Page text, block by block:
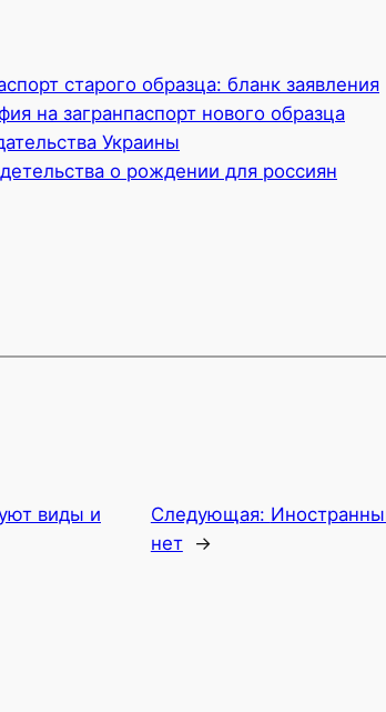
старого образца: бланк заявления
на загранпаспорт нового образца
Украины
о рождении для россиян
виды и
Следующая:
нет
→